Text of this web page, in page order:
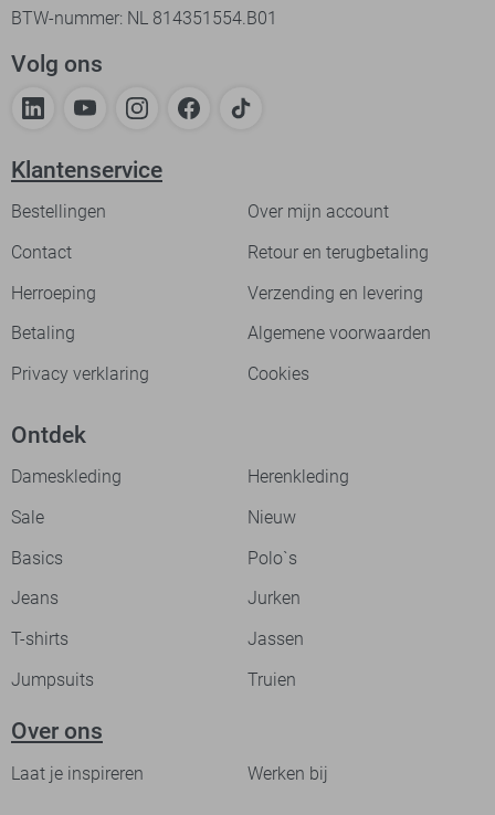
BTW-nummer: NL 814351554.B01
Volg ons
Klantenservice
Bestellingen
Over mijn account
Contact
Retour en terugbetaling
Herroeping
Verzending en levering
Betaling
Algemene voorwaarden
Privacy verklaring
Cookies
Ontdek
Dameskleding
Herenkleding
Sale
Nieuw
Basics
Polo`s
Jeans
Jurken
T-shirts
Jassen
Jumpsuits
Truien
Over ons
Laat je inspireren Werken bij